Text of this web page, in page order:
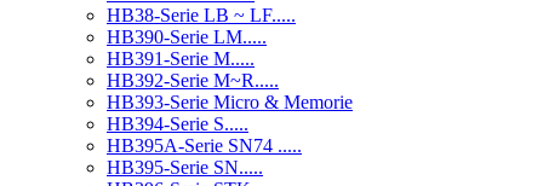
HB38-Serie LB ~ LF.....
HB390-Serie LM.....
HB391-Serie M.....
HB392-Serie M~R.....
HB393-Serie Micro & Memorie
HB394-Serie S.....
HB395A-Serie SN74 .....
HB395-Serie SN.....